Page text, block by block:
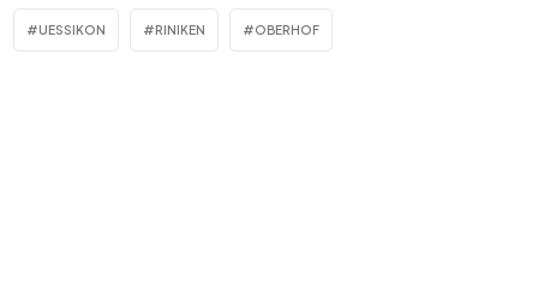
UESSIKON RINIKEN OBERHOF